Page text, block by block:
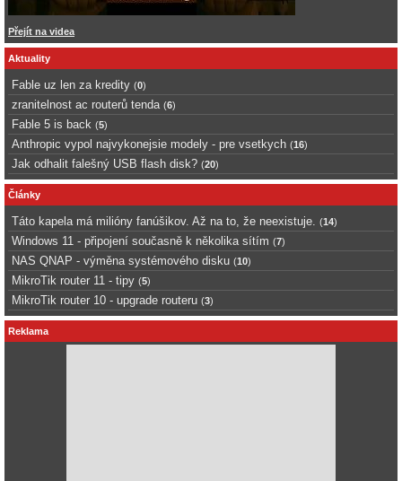
Přejít na videa
Aktuality
Fable uz len za kredity (0)
zranitelnost ac routerů tenda (6)
Fable 5 is back (5)
Anthropic vypol najvykonejsie modely - pre vsetkych (16)
Jak odhalit falešný USB flash disk? (20)
Články
Táto kapela má milióny fanúšikov. Až na to, že neexistuje. (14)
Windows 11 - připojení současně k několika sítím (7)
NAS QNAP - výměna systémového disku (10)
MikroTik router 11 - tipy (5)
MikroTik router 10 - upgrade routeru (3)
Reklama